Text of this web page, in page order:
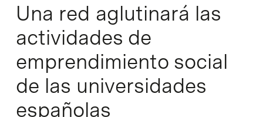
Una red aglutinará las
actividades de
emprendimiento social
de las universidades
españolas